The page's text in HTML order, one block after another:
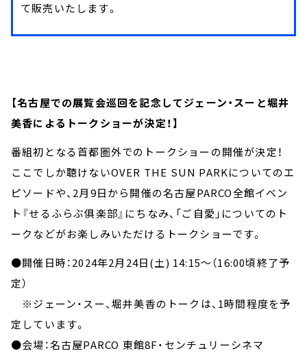
て販売いたします。
【名古屋での展覧会巡回を記念してジェーン・スーと堀井
美香によるトークショーが決定！】
番組初となる首都圏外でのトークショーの開催が決定！
ここでしか聴けないOVER THE SUN PARKについてのエ
ピソードや、2月9日から開催の名古屋PARCO全館イベン
ト『せるふらぶ俱楽部』にちなみ、「ご自愛」についてのト
ークなどがお楽しみいただけるトークショーです。
●開催日時：2024年2月24日(土) 14:15～（16:00頃終了予
定）
※ジェーン・スー、堀井美香のトークは、1時間程度を予
定しています。
●会場：名古屋PARCO 東館8F・センチュリーシネマ